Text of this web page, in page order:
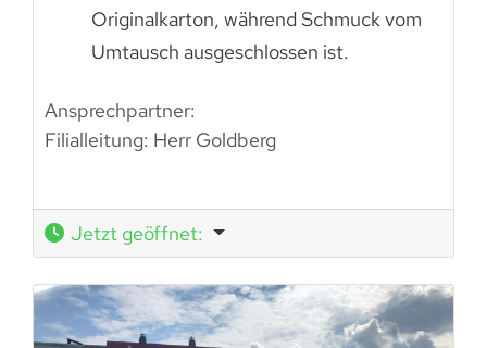
Originalkarton, während Schmuck vom
Umtausch ausgeschlossen ist.
Ansprechpartner:
Filialleitung: Herr Goldberg
Jetzt geöffnet: